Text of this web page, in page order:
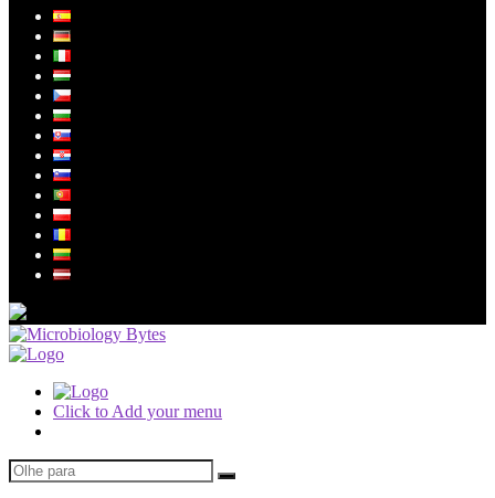
Click to Add your menu